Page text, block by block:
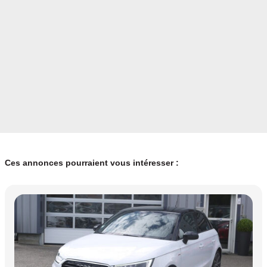
Ces annonces pourraient vous intéresser :